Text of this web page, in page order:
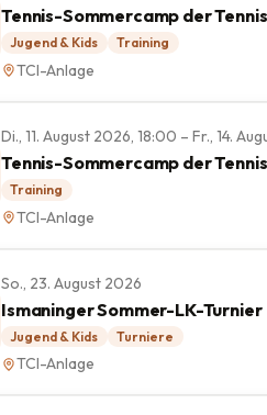
Tennis-Sommercamp der
Jugend & Kids Training
TCI-Anlage
Di., 11. August 2026, 18:00 – Fr., 14.
Tennis-Sommercamp der
Training
TCI-Anlage
So., 23. August 2026
Ismaninger Sommer-LK-Turnier
Jugend & Kids Turniere
TCI-Anlage